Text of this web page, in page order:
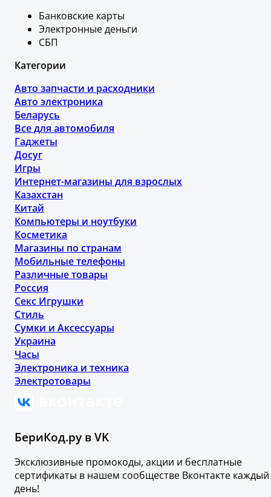
Банковские карты
Электронные деньги
СБП
Категории
Авто запчасти и расходники
Авто электроника
Беларусь
Все для автомобиля
Гаджеты
Досуг
Игры
Интернет-магазины для взрослых
Казахстан
Китай
Компьютеры и ноутбуки
Косметика
Магазины по странам
Мобильные телефоны
Различные товары
Россия
Секс Игрушки
Стиль
Сумки и Аксессуары
Украина
Часы
Электроника и техника
Электротовары
БериКод.ру в VK
Эксклюзивные промокоды, акции и бесплатные
сертификаты в нашем сообществе Вконтакте каждый
день!